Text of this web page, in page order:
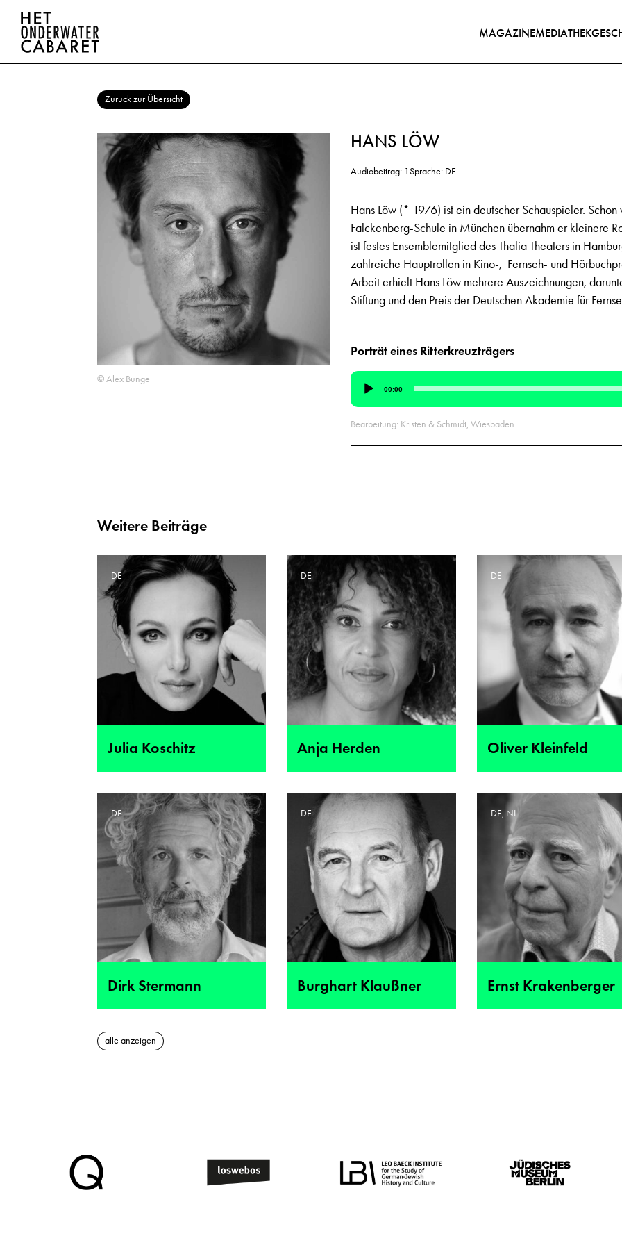
MAGAZINEMEDIATHEK
Zurück zur Übersicht
© Alex Bunge
HANS LÖW
Audiobeitrag: 1Sprache: DE
Hans Löw (* 1976) ist ein deutscher Schauspieler.
Falckenberg-Schule in München übernahm er kleinere
ist festes Ensemblemitglied des Thalia Theaters in
zahlreiche Hauptrollen in Kino-, Fernseh- und
Arbeit erhielt Hans Löw mehrere Auszeichnungen,
Stiftung und den Preis der Deutschen Akademie für
Porträt eines Ritterkreuzträgers
Audio-
Player
00:00
Bearbeitung: Kristen & Schmidt, Wiesbaden
Weitere Beiträge
Julia Koschitz
DE
Anja Herden
DE
Oliver Kleinfeld
DE
Dirk Stermann
DE
Burghart Klaußner
DE
Ernst Krakenberger
DE, NL
alle anzeigen